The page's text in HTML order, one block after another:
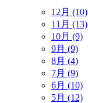
12月 (10)
11月 (13)
10月 (9)
9月 (9)
8月 (4)
7月 (9)
6月 (10)
5月 (12)